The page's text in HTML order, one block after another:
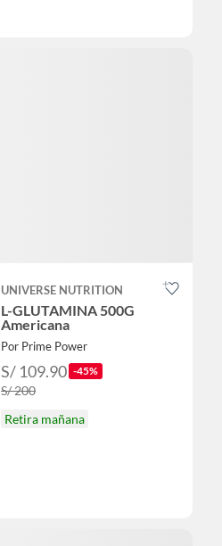
UNIVERSE NUTRITION
L-GLUTAMINA 500G
Americana
Por Prime Power
S/ 109.90 -45%
S/ 200
Retira mañana